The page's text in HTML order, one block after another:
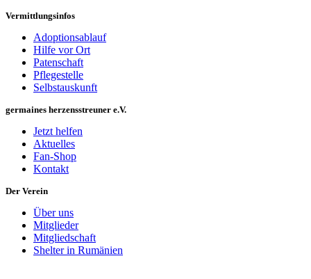
Vermittlungsinfos
Adoptionsablauf
Hilfe vor Ort
Patenschaft
Pflegestelle
Selbstauskunft
germaines herzensstreuner e.V.
Jetzt helfen
Aktuelles
Fan-Shop
Kontakt
Der Verein
Über uns
Mitglieder
Mitgliedschaft
Shelter in Rumänien